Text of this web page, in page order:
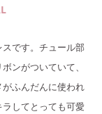
です。チュール部
ンがついていて、
ふんだんに使われ
してとっても可愛